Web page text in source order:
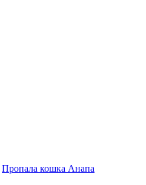
Пропала кошка Анапа